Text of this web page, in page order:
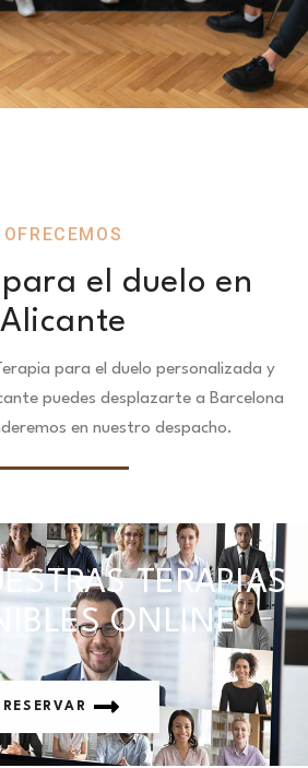
OFRECEMOS
el duelo en
Alicante
para el duelo personalizada y
puedes desplazarte a Barcelona
en nuestro despacho.
TERAPIAS
ONLINE
RESERVAR